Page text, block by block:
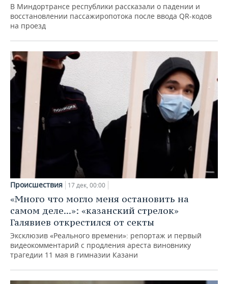
В Миндортрансе республики рассказали о падении и
восстановлении пассажиропотока после ввода QR-кодов
на проезд
Происшествия 17 дек, 00:00
«Много что могло меня остановить на
самом деле...»: «казанский стрелок»
Галявиев открестился от секты
Эксклюзив «Реального времени»: репортаж и первый
видеокомментарий с продления ареста виновнику
трагедии 11 мая в гимназии Казани